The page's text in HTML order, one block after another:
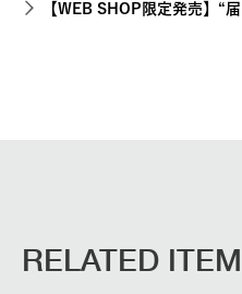
【WEB SHOP限定発売】“
RELATED